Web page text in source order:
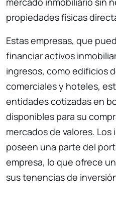
propiedades físicas
Estas empresas, que
financiar activos
ingresos, como edificios
comerciales y hoteles,
entidades cotizadas en
disponibles para su
mercados de valores. Los
poseen una parte del
empresa, lo que ofrece
sus tenencias de